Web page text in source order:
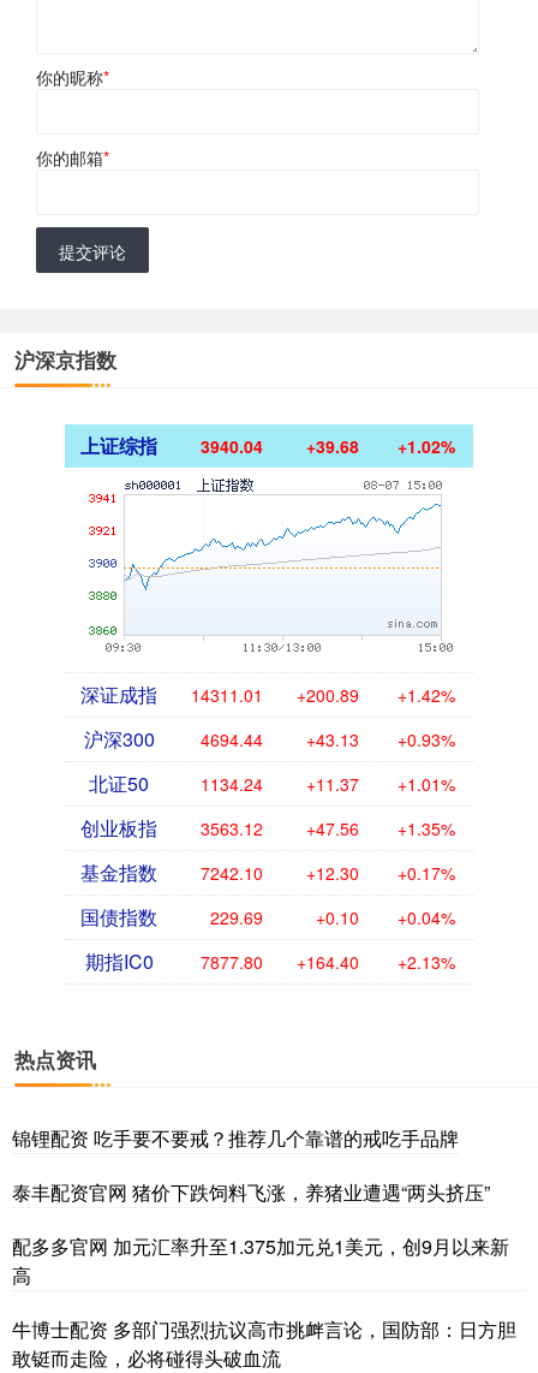
你的昵称*
你的邮箱*
提交评论
沪深京指数
上证综指 3940.04 +39.68 +1.02%
深证成指 14311.01 +200.89 +1.42%
沪深300 4694.44 +43.13 +0.93%
北证50 1134.24 +11.37 +1.01%
创业板指 3563.12 +47.56 +1.35%
基金指数 7242.10 +12.30 +0.17%
国债指数 229.69 +0.10 +0.04%
期指IC0 7877.80 +164.40 +2.13%
热点资讯
锦锂配资 吃手要不要戒？推荐几个靠谱的戒吃手品牌
泰丰配资官网 猪价下跌饲料飞涨，养猪业遭遇“两头挤压”
配多多官网 加元汇率升至1.375加元兑1美元，创9月以来新
高
牛博士配资 多部门强烈抗议高市挑衅言论，国防部：日方胆
敢铤而走险，必将碰得头破血流